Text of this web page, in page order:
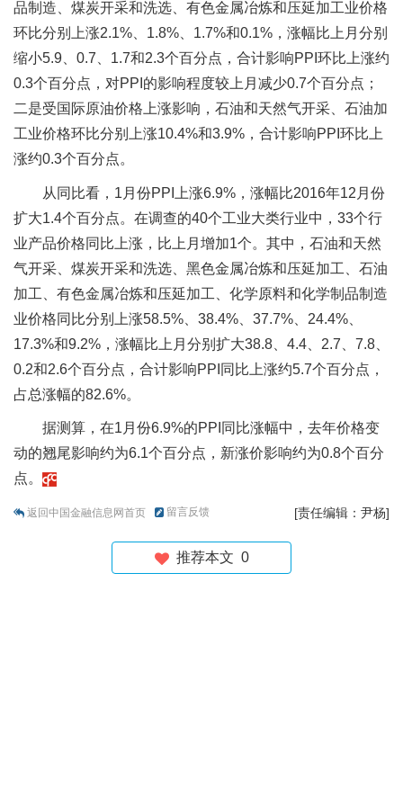
品制造、煤炭开采和洗选、有色金属冶炼和压延加工业价格
环比分别上涨2.1%、1.8%、1.7%和0.1%，涨幅比上月分别
缩小5.9、0.7、1.7和2.3个百分点，合计影响PPI环比上涨约
0.3个百分点，对PPI的影响程度较上月减少0.7个百分点；
二是受国际原油价格上涨影响，石油和天然气开采、石油加
工业价格环比分别上涨10.4%和3.9%，合计影响PPI环比上
涨约0.3个百分点。
从同比看，1月份PPI上涨6.9%，涨幅比2016年12月份
扩大1.4个百分点。在调查的40个工业大类行业中，33个行
业产品价格同比上涨，比上月增加1个。其中，石油和天然
气开采、煤炭开采和洗选、黑色金属冶炼和压延加工、石油
加工、有色金属冶炼和压延加工、化学原料和化学制品制造
业价格同比分别上涨58.5%、38.4%、37.7%、24.4%、
17.3%和9.2%，涨幅比上月分别扩大38.8、4.4、2.7、7.8、
0.2和2.6个百分点，合计影响PPI同比上涨约5.7个百分点，
占总涨幅的82.6%。
据测算，在1月份6.9%的PPI同比涨幅中，去年价格变
动的翘尾影响约为6.1个百分点，新涨价影响约为0.8个百分
点。
返回中国金融信息网首页 留言反馈 [责任编辑：尹杨]
推荐本文 0